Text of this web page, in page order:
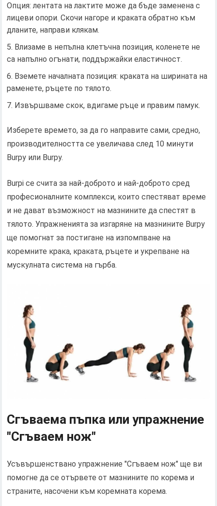
Опция: лентата на лактите може да бъде заменена с
лицеви опори. Скочи нагоре и краката обратно към
дланите, направи клякам.
Влизаме в непълна клетъчна позиция, коленете не
са напълно огънати, поддържайки еластичност.
Вземете началната позиция: краката на ширината на
раменете, ръцете по тялото.
Извършваме скок, вдигаме ръце и правим памук.
Изберете времето, за да го направите сами, средно,
производителността се увеличава след 10 минути
Burpy или Burpy.
Burpi се счита за най-доброто и най-доброто сред
професионалните комплекси, които спестяват време
и не дават възможност на мазнините да спестят в
тялото. Упражненията за изгаряне на мазнините Burpy
ще помогнат за постигане на изпомпване на
коремните крака, краката, ръцете и укрепване на
мускулната система на гърба.
Сгъваема пъпка или упражнение
"Сгъваем нож"
Усъвършенствано упражнение "Сгъваем нож" ще ви
помогне да се отървете от мазнините по корема и
страните, насочени към коремната корема.